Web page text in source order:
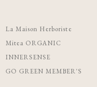
La Maison Herboriste
Mitea ORGANIC
INNERSENSE
GO GREEN MEMBER'S